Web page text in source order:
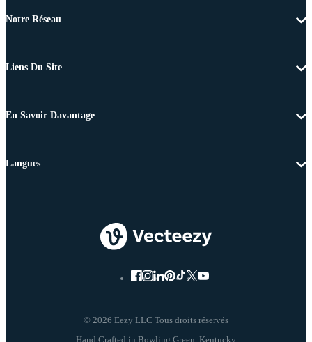
Notre Réseau
Liens Du Site
En Savoir Davantage
© 2026 Eezy LLC Tous droits réservés
Langues